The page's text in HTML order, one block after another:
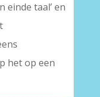
einde taal’ en
het op een